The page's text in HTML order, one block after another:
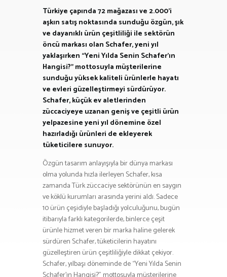
Türkiye çapında 72 mağazası ve 2.000’i
aşkın satış noktasında sunduğu özgün, şık
ve dayanıklı ürün çeşitliliği ile sektörün
öncü markası olan Schafer, yeni yıl
yaklaşırken “Yeni Yılda Senin Schafer’ın
Hangisi?” mottosuyla müşterilerine
sunduğu yüksek kaliteli ürünlerle hayatı
ve evleri güzelleştirmeyi sürdürüyor.
Schafer, küçük ev aletlerinden
züccaciyeye uzanan geniş ve çeşitli ürün
yelpazesine yeni yıl dönemine özel
hazırladığı ürünleri de ekleyerek
tüketicilere sunuyor.
Özgün tasarım anlayışıyla bir dünya markası
olma yolunda hızla ilerleyen Schafer, kısa
zamanda Türk züccaciye sektörünün en saygın
ve köklü kurumları arasında yerini aldı. Sadece
10 ürün çeşidiyle başladığı yolculuğunu, bugün
itibarıyla farklı kategorilerde, binlerce çeşit
ürünle hizmet veren bir marka haline gelerek
sürdüren Schafer, tüketicilerin hayatını
güzelleştiren ürün çeşitliliğiyle dikkat çekiyor.
Schafer, yılbaşı döneminde de “Yeni Yılda Senin